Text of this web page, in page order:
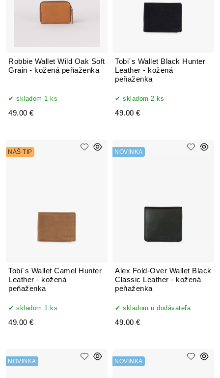
Robbie Wallet Wild Oak Soft
Grain - kožená peňaženka
skladom 1 ks
49.00 €
Tobi´s Wallet Black Hunter
Leather - kožená
peňaženka
skladom 2 ks
49.00 €
Tobi´s Wallet Camel Hunter
Leather - kožená
peňaženka
NÁŠ TIP
skladom 1 ks
49.00 €
Alex Fold-Over Wallet Black
Classic Leather - kožená
peňaženka
NOVINKA
skladom u dodávateľa
49.00 €
NOVINKA NOVINKA